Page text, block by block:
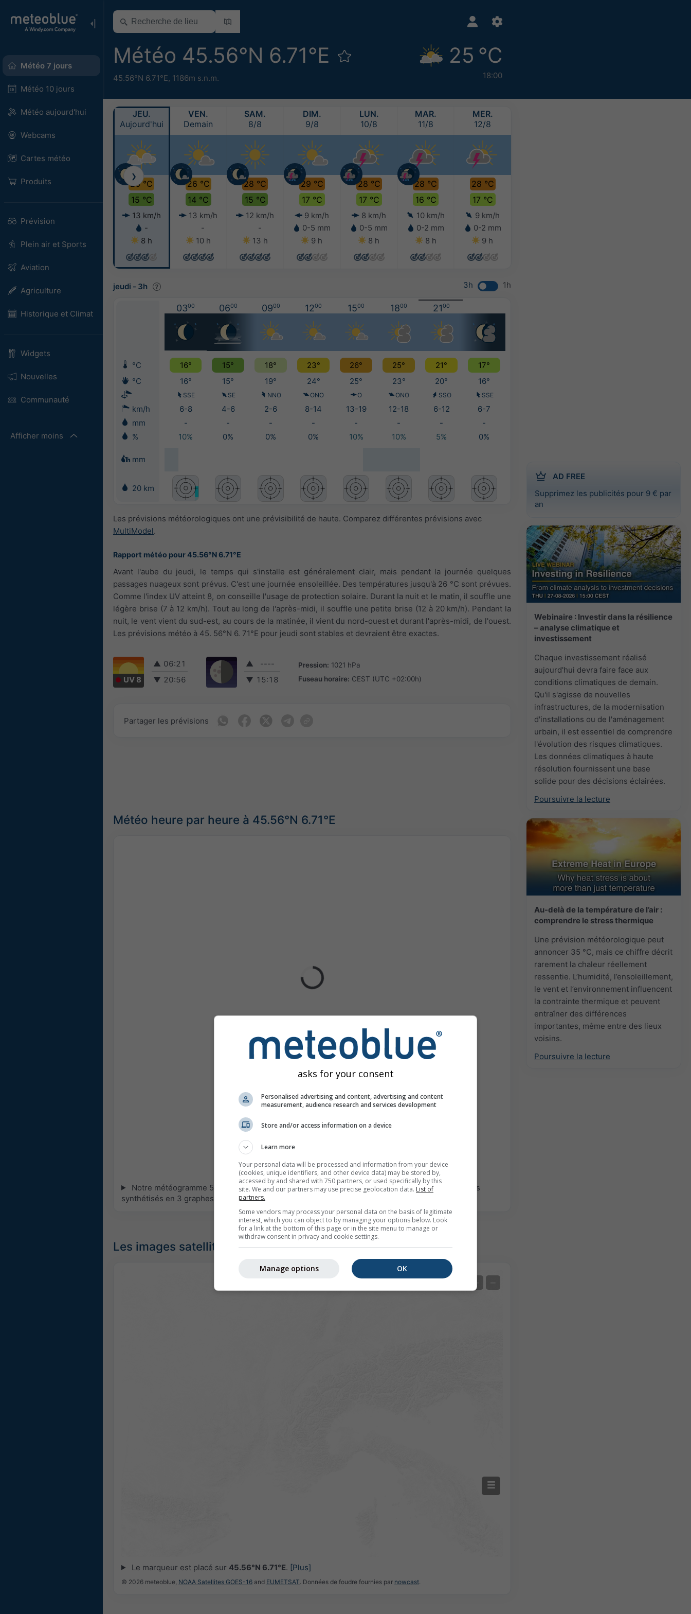
Météo 7 jours
Météo 10 jours
Météo aujourd'hui
Webcams
Cartes météo
Produits
Prévision
Plein air et Sports
Aviation
Agriculture
Historique et Climat
Widgets
Nouvelles
Communauté
Afficher moins
Météo 45.56°N 6.71°E
45.56°N 6.71°E, 1186m s.n.m.
25 °C
18:00
AD FREE
Supprimez les publicités pour 9 € par
an
Webinaire : Investir dans la résilience
– analyse climatique et
investissement
Chaque investissement réalisé
aujourd'hui devra faire face aux
conditions climatiques de demain.
Qu'il s'agisse de nouvelles
infrastructures, de la modernisation
d'installations ou de l'aménagement
urbain, il est essentiel de comprendre
l'évolution des risques climatiques.
Les données climatiques à haute
résolution fournissent une base
solide pour des décisions éclairées.
Poursuivre la lecture
Au-delà de la température de l’air :
comprendre le stress thermique
Une prévision météorologique peut
annoncer 35 °C, mais ce chiffre décrit
rarement la chaleur réellement
ressentie. L’humidité, l’ensoleillement,
le vent et l’environnement influencent
la contrainte thermique et peuvent
entraîner des différences
importantes, même entre des lieux
voisins.
Poursuivre la lecture
JEU.
Aujourd'hui
26 °C
15 °C
13 km/h
-
8 h
VEN.
Demain
26 °C
14 °C
13 km/h
-
10 h
SAM.
8/8
28 °C
15 °C
12 km/h
-
13 h
DIM.
9/8
29 °C
17 °C
9 km/h
0-5 mm
9 h
LUN.
10/8
28 °C
17 °C
8 km/h
0-5 mm
8 h
MAR.
11/8
28 °C
16 °C
10 km/h
0-2 mm
8 h
MER.
12/8
28 °C
17 °C
9 km/h
0-2 mm
9 h
❯
jeudi - 3h 3h 1h
0300 0600 0900 1200 1500 1800 2100
°C 16° 15° 18° 23° 26° 25° 21°
17°
°C
16° 15° 19° 24° 25° 23° 20° 16°
SSE SE NNO ONO O ONO SSO SSE
km/h 6-8 4-6 2-6 8-14 13-19 12-18 6-12
6-7
mm
- - - - - - -
-
%
10% 0% 0% 0% 10% 10% 5% 0%
mm
20 km
Les prévisions météorologiques ont une prévisibilité de haute. Comparez différentes prévisions avec
MultiModel.
Rapport météo pour 45.56°N 6.71°E
Avant l'aube du jeudi, le temps qui s'installe est généralement clair, mais pendant la journée quelques
passages nuageux sont prévus. C'est une journée ensoleillée. Des températures jusqu'à 26 °C sont prévues.
Comme l'index UV atteint 8, on conseille l'usage de protection solaire. Durant la nuit et le matin, il souffle une
légère brise (7 à 12 km/h). Tout au long de l'après-midi, il souffle une petite brise (12 à 20 km/h). Pendant la
nuit, le vent vient du sud-est, au cours de la matinée, il vient du nord-ouest et durant l'après-midi, de l'ouest.
Les prévisions météo à 45. 56°N 6. 71°E pour jeudi sont stables et devraient être exactes.
UV 8
▲ 06:21
▼ 20:56
▲
----
▼ 15:18
Pression: 1021 hPa
Fuseau horaire: CEST (UTC +02:00h)
Partager les prévisions
Météo heure par heure à 45.56°N 6.71°E
Notre météogramme 5 jours pour 45.56°N 6.71°E offre toutes les informations météorologiques
synthétisés en 3 graphes :
[Plus]
Les images satellites actuelles
+ −
Le marqueur est placé sur 45.56°N 6.71°E. [Plus]
© 2026 meteoblue, NOAA Satellites GOES-16 and EUMETSAT. Données de foudre fournies par nowcast.
asks for your consent
Personalised advertising and content, advertising and content
measurement, audience research and services development
Store and/or access information on a device
Learn more
Your personal data will be processed and information from your device
(cookies, unique identifiers, and other device data) may be stored by,
accessed by and shared with 750 partners, or used specifically by this
site. We and our partners may use precise geolocation data. List of
partners.
Some vendors may process your personal data on the basis of legitimate
interest, which you can object to by managing your options below. Look
for a link at the bottom of this page or in the site menu to manage or
withdraw consent in privacy and cookie settings.
OK
Manage options